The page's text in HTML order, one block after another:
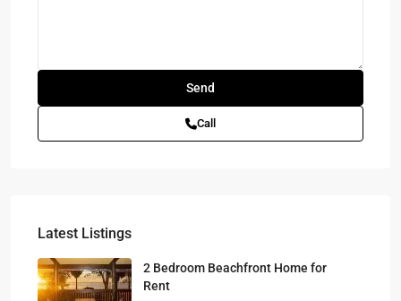
Call
Latest Listings
2 Bedroom Beachfront Home for
Rent